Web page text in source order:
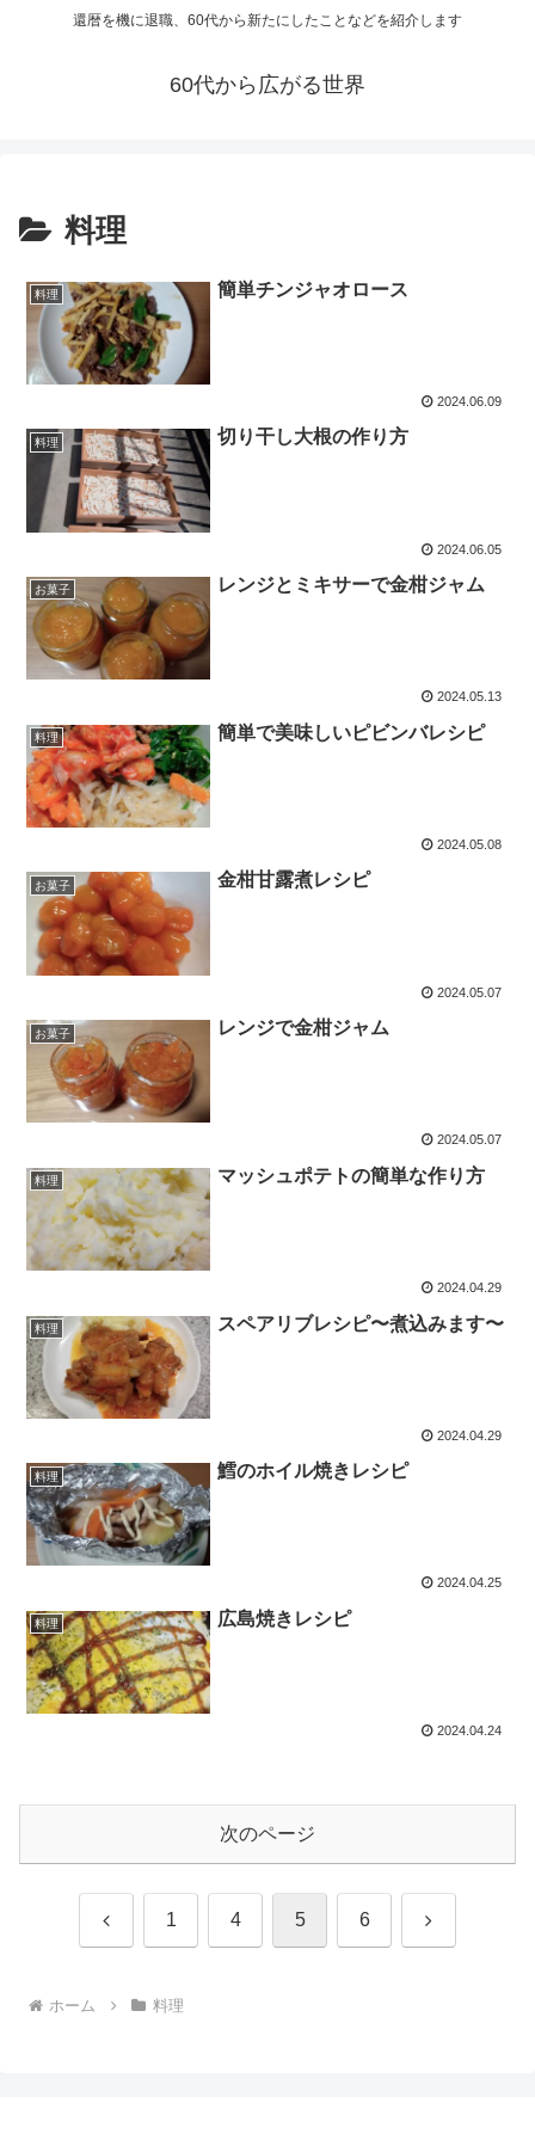
還暦を機に退職、60代から新たにしたことなどを紹介します
60代から広がる世界
料理
料理 簡単チンジャオロース
2024.06.09
料理 切り干し大根の作り方
2024.06.05
お菓子 レンジとミキサーで金柑ジャム
2024.05.13
料理 簡単で美味しいピビンバレシピ
2024.05.08
お菓子 金柑甘露煮レシピ
2024.05.07
お菓子 レンジで金柑ジャム
2024.05.07
料理 マッシュポテトの簡単な作り方
2024.04.29
料理 スペアリブレシピ〜煮込みます〜
2024.04.29
料理 鱈のホイル焼きレシピ
2024.04.25
料理 広島焼きレシピ
2024.04.24
次のページ
前 1 4 5 6 次
ホーム 料理